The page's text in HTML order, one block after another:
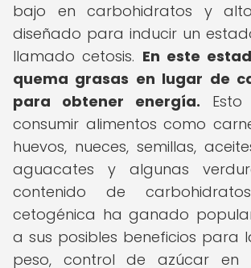
bajo en carbohidratos y
diseñado para inducir un
llamado cetosis. En este
quema grasas en lugar de
para obtener energía.
consumir alimentos como
huevos, nueces, semillas,
aguacates y algunas
contenido de
cetogénica ha ganado
a sus posibles beneficios para
peso, control de azúcar